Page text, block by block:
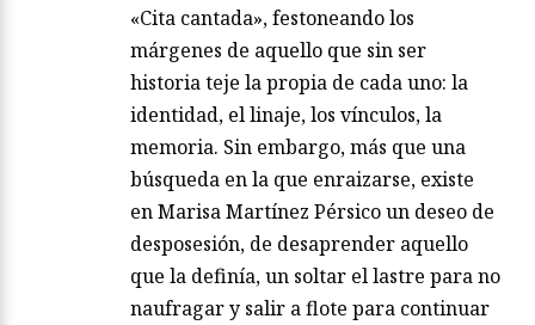
«Cita cantada», festoneando los
márgenes de aquello que sin ser
historia teje la propia de cada uno: la
identidad, el linaje, los vínculos, la
memoria. Sin embargo, más que una
búsqueda en la que enraizarse, existe
en Marisa Martínez Pérsico un deseo de
desposesión, de desaprender aquello
que la definía, un soltar el lastre para no
naufragar y salir a flote para continuar